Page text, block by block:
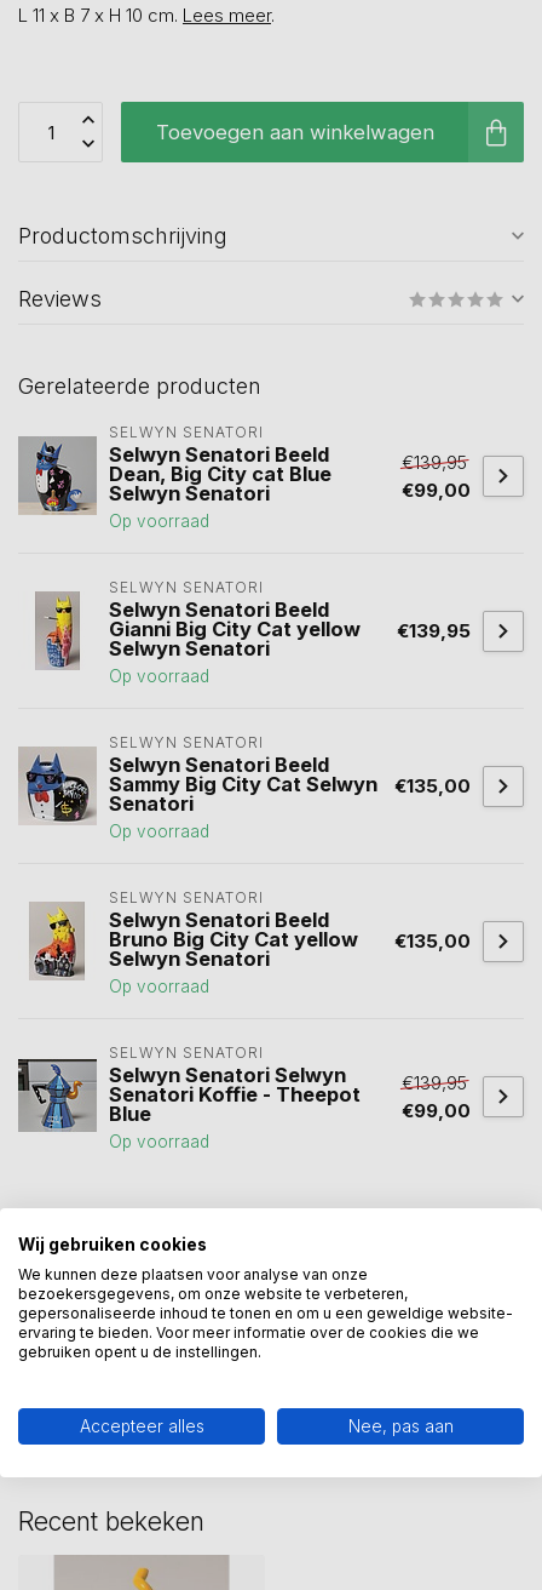
L 11 x B 7 x H 10 cm. Lees meer.
Toevoegen aan winkelwagen
Productomschrijving
Reviews
Gerelateerde producten
SELWYN SENATORI
Selwyn Senatori Beeld
Dean, Big City cat Blue
Selwyn Senatori
Op voorraad
€139,95
€99,00
SELWYN SENATORI
Selwyn Senatori Beeld
Gianni Big City Cat yellow
Selwyn Senatori
Op voorraad
€139,95
SELWYN SENATORI
Selwyn Senatori Beeld
Sammy Big City Cat Selwyn
Senatori
Op voorraad
€135,00
SELWYN SENATORI
Selwyn Senatori Beeld
Bruno Big City Cat yellow
Selwyn Senatori
Op voorraad
€135,00
SELWYN SENATORI
Selwyn Senatori Selwyn
Senatori Koffie - Theepot
Blue
Op voorraad
€139,95
€99,00
selwyn senatori(15) senatori
Heeft u een vraag over dit
Wij assisteren u graag via 06-23643267
Recent bekeken
Wij gebruiken cookies
We kunnen deze plaatsen voor analyse van onze
bezoekersgegevens, om onze website te verbeteren,
gepersonaliseerde inhoud te tonen en om u een geweldige website-
ervaring te bieden. Voor meer informatie over de cookies die we
gebruiken opent u de instellingen.
Accepteer alles Nee, pas aan